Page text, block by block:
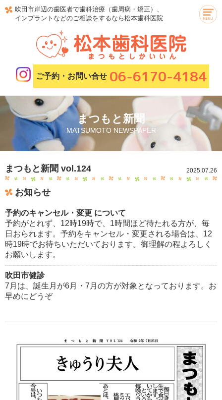
吹田市岸辺の歯医者で歯科治療（歯周病・矯正）、
インプラントなどのご相談をするなら松本歯科医院
ご予約・お問い合せ 06-6170-4184
まつもと新聞
MATSUMOTO NEWSPAPER
2025.07.26
まつもと新聞 vol.124
お知らせ
予約のキャンセル・変更 について
予約がとれず、12時19時で、1時間ほど待たれる方が、毎
日おられます。予約をキャンセル・変更される場合は、12
時19時でお待ちいただいております。御理解の程よろしく
お願いします。
吹田市健診
7月は、誕生月が6月・7月の方が対象となっております。お
早めにどうぞ